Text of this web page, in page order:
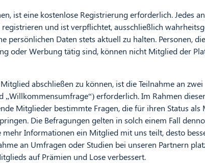
ist eine kostenlose Registrierung erforderlich. Jedes
und ist verpflichtet, ausschließlich
persönlichen Daten stets aktuell zu halten. Personen,
oder Werbung tätig sind, können nicht Mitglied der
abschließen zu können, ist die Teilnahme an zwei
„Willkommensumfrage“) erforderlich. Im Rahmen dieser
Mitglieder bestimmte Fragen, die für ihren Status als
Die Befragungen gelten in solch einem Fall
mehr Informationen ein Mitglied mit uns teilt, desto
an Umfragen oder Studien bei unseren Partnern
auf Prämien und Lose verbessert.